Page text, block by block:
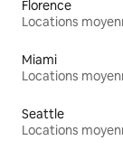
Florence
Miami
Seattle